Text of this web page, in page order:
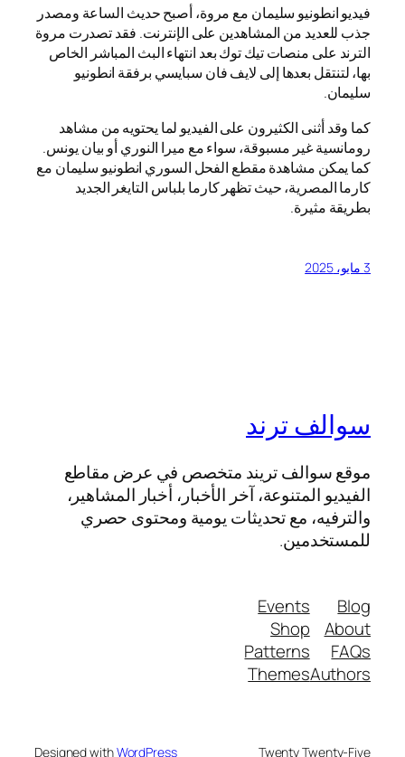
فيديو انطونيو سليمان مع مروة، أصبح حديث الساعة ومصدر
جذب للعديد من المشاهدين على الإنترنت. فقد تصدرت مروة
الترند على منصات تيك توك بعد انتهاء البث المباشر الخاص
بها، لتنتقل بعدها إلى لايف فان سبايسي برفقة انطونيو
سليمان.
كما وقد أثنى الكثيرون على الفيديو لما يحتويه من مشاهد
رومانسية غير مسبوقة، سواء مع ميرا النوري أو بيان يونس.
كما يمكن مشاهدة مقطع الفحل السوري انطونيو سليمان مع
كارما المصرية، حيث تظهر كارما بلباس التايغر الجديد
بطريقة مثيرة.
3 مايو، 2025
سوالف ترند
موقع سوالف تريند متخصص في عرض مقاطع
الفيديو المتنوعة، آخر الأخبار، أخبار المشاهير،
والترفيه، مع تحديثات يومية ومحتوى حصري
للمستخدمين.
Blog
About
FAQs
Authors
Events
Shop
Patterns
Themes
Twenty Twenty-Five
Designed withWordPress